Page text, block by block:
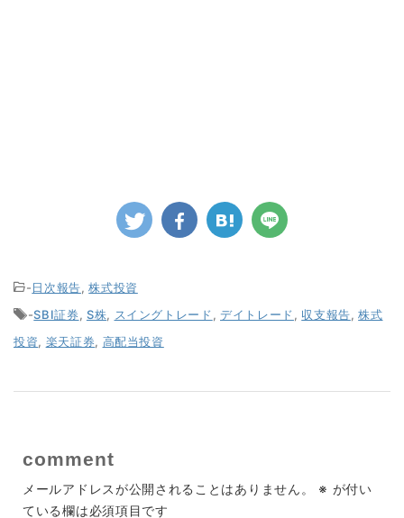
-日次報告,株式投資
-SBI証券, S株, スイングトレード,デイトレード, 収支報告,株式
投資, 楽天証券, 高配当投資
comment
メールアドレスが公開されることはありません。 ※ が付い
ている欄は必須項目です